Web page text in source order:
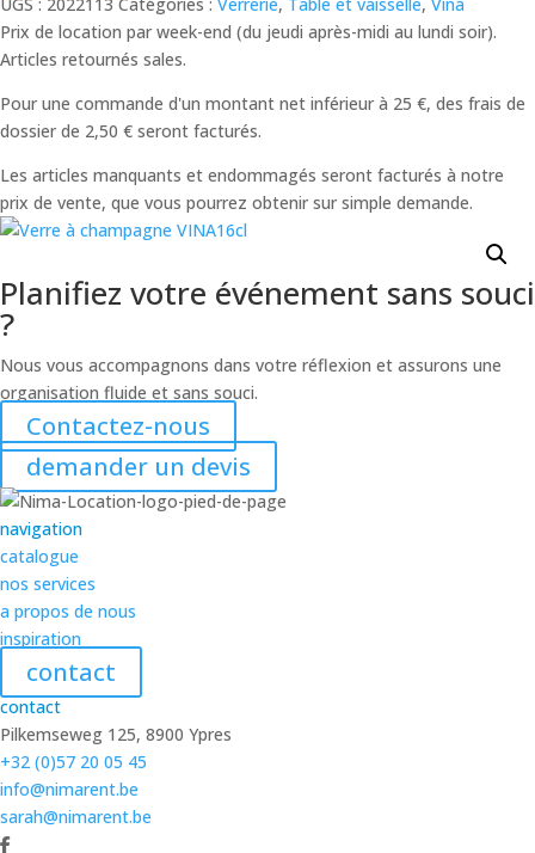
Prix ​​de location par week-end (du jeudi après-midi au lundi soir).
Articles retournés sales.
Pour une commande d'un montant net inférieur à 25 €, des frais de
dossier de 2,50 € seront facturés.
Les articles manquants et endommagés seront facturés à notre
prix de vente, que vous pourrez obtenir sur simple demande.
Planifiez votre événement sans souci
?
Nous vous accompagnons dans votre réflexion et assurons une
organisation fluide et sans souci.
Contactez-nous
demander un devis
navigation
catalogue
nos services
a propos de nous
inspiration
contact
contact
Pilkemseweg 125, 8900 Ypres
+32 (0)57 20 05 45
info@nimarent.be
sarah@nimarent.be